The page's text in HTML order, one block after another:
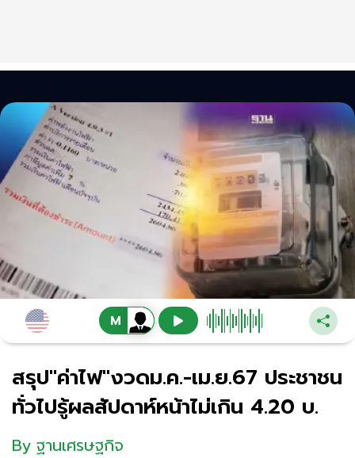
สรุป"ค่าไฟ"งวดม.ค.-เม.ย.67 ประชาชน
ทั่วไปรู้ผลสัปดาห์หน้าไม่เกิน 4.20 บ.
By ฐานเศรษฐกิจ